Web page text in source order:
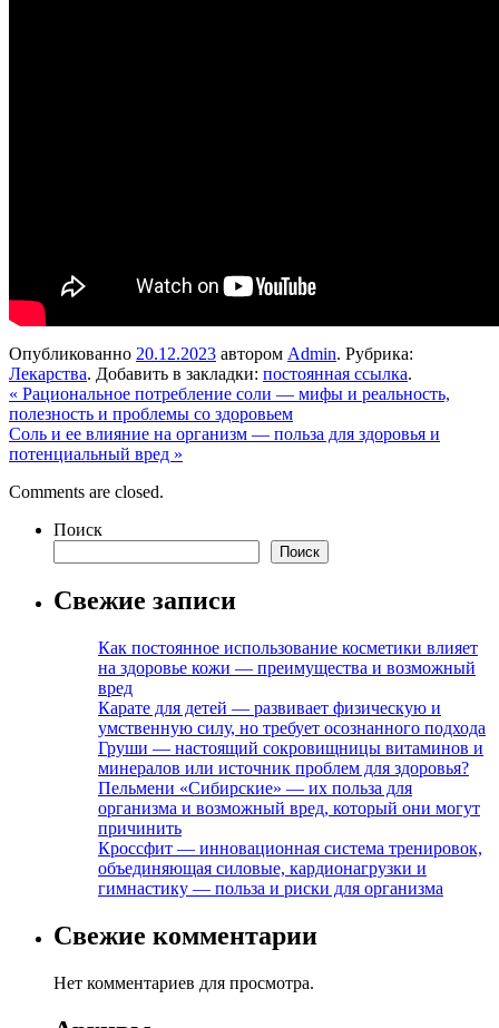
Опубликованно 20.12.2023 автором Admin. Рубрика:
Лекарства. Добавить в закладки: постоянная ссылка.
« Рациональное потребление соли — мифы и реальность,
полезность и проблемы со здоровьем
Соль и ее влияние на организм — польза для здоровья и
потенциальный вред »
Comments are closed.
Поиск
Поиск
Свежие записи
Как постоянное использование косметики влияет
на здоровье кожи — преимущества и возможный
вред
Карате для детей — развивает физическую и
умственную силу, но требует осознанного подхода
Груши — настоящий сокровищницы витаминов и
минералов или источник проблем для здоровья?
Пельмени «Сибирские» — их польза для
организма и возможный вред, который они могут
причинить
Кроссфит — инновационная система тренировок,
объединяющая силовые, кардионагрузки и
гимнастику — польза и риски для организма
Свежие комментарии
Нет комментариев для просмотра.